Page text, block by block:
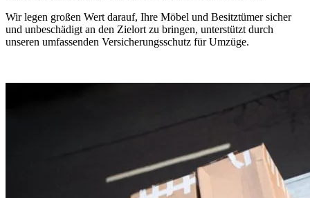
Wir legen großen Wert darauf, Ihre Möbel und Besitztümer sicher
und unbeschädigt an den Zielort zu bringen, unterstützt durch
unseren umfassenden Versicherungsschutz für Umzüge.